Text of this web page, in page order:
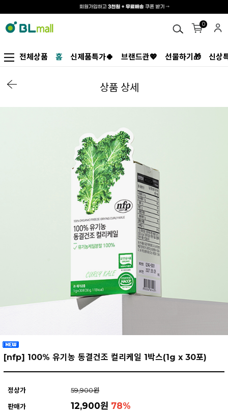
0
전체상품 홈 신제품특가🍀 브랜드관💖 선물하기🎁 신상
상품 상세
[nfp] 100% 유기농 동결건조 컬리케일 1박스(1g x 30포)
정상가
59,900원
판매가
12,900원 78%